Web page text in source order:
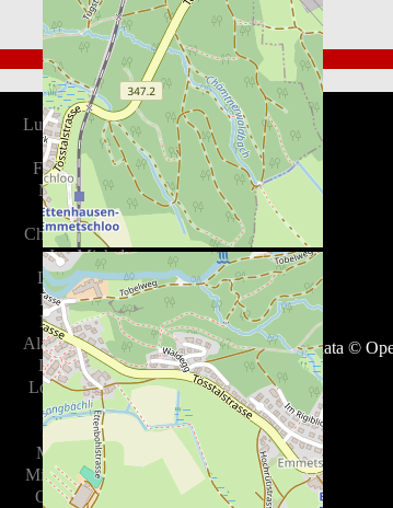
Leaflet |Map data ©
Spieler
Lukas Fankhauser
Cyrill Stiefel
Fabian Tschanz
Marcel Zaugg
Yves Rüegg
Christoph Schmid
Ivo Michel
Lukas Schmid
Fabian Ryffel
Noël Brunner
Alain Deubelbeiss
Lorenzo Illien
Loris Voneschen
Pascal Lüthi
Kevin Holbe
Mischa Rüegg
Michel De Martin
Olivier Mütsch